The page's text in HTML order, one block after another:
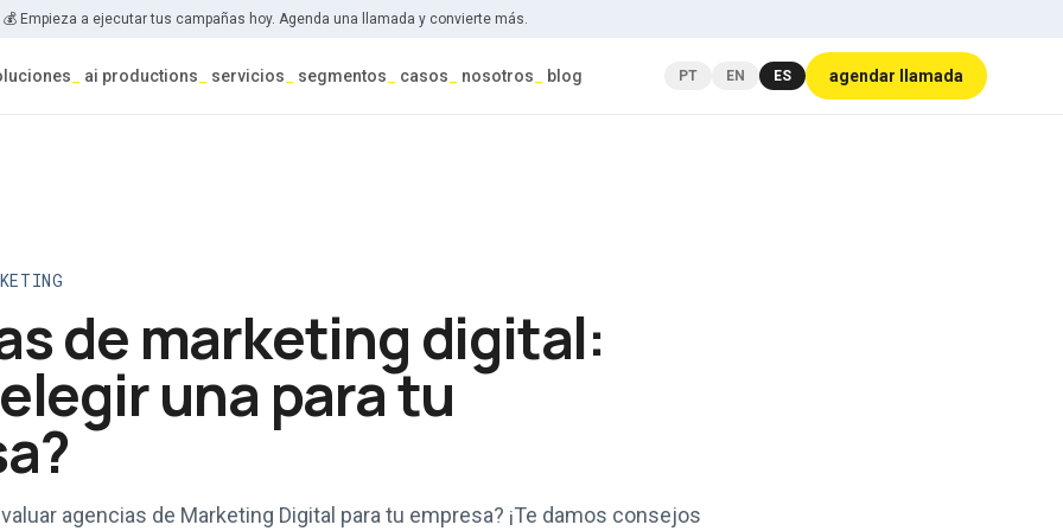
💰 Empieza a ejecutar tus campañas hoy. Agenda una llamada y convierte más.
ai productions servicios segmentos casos nosotros blog PT EN ES agendar llamada
de marketing digital:
una para tu
agencias de Marketing Digital para tu empresa? ¡Te damos consejos